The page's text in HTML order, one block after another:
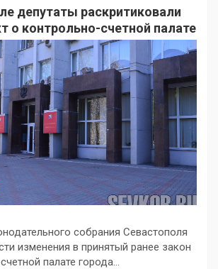
депутаты раскритиковали
о контрольно-счетной палате
собрания Севастополя
изменения в принятый ранее закон
палате города…